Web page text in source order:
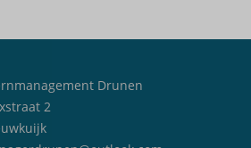
Drunen
2